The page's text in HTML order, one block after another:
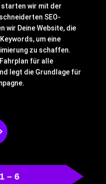
wir mit der
SEO-
wir Deine Website, die
um eine
zu schaffen.
für alle
legt die Grundlage für
– 6